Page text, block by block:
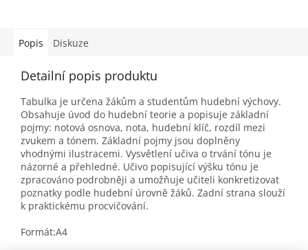
Popis Diskuze
Detailní popis produktu
Tabulka je určena žákům a studentům hudební výchovy.
Obsahuje úvod do hudební teorie a popisuje základní
pojmy: notová osnova, nota, hudební klíč, rozdíl mezi
zvukem a tónem. Základní pojmy jsou doplněny
vhodnými ilustracemi. Vysvětlení učiva o trvání tónu je
názorné a přehledné. Učivo popisující výšku tónu je
zpracováno podrobněji a umožňuje učiteli konkretizovat
poznatky podle hudební úrovně žáků. Zadní strana slouží
k praktickému procvičování.
Formát:A4